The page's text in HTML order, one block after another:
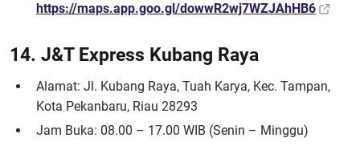
https://maps.app.goo.gl/dowwR2wj7WZJAhHB6
14. J&T Express Kubang Raya
Alamat: Jl. Kubang Raya, Tuah Karya, Kec. Tampan,
Kota Pekanbaru, Riau 28293
Jam Buka: 08.00 – 17.00 WIB (Senin – Minggu)